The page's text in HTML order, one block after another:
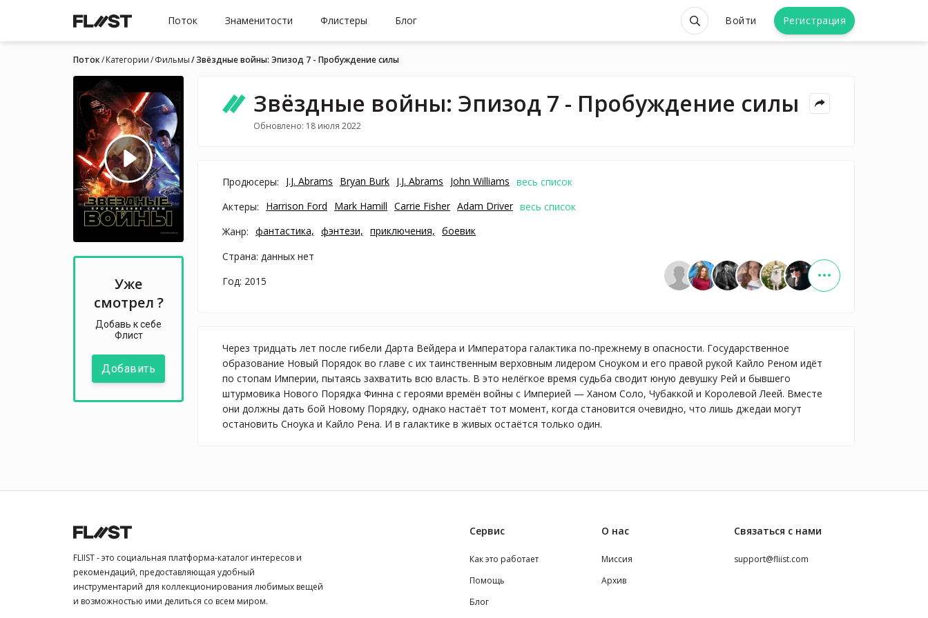
Поток Знаменитости Флистеры Блог Войти Регистрация
Поток Категории Фильмы Звёздные войны: Эпизод 7 - Пробуждение силы
Уже
смотрел ?
Добавь к себе
Флист
Добавить
Звёздные войны: Эпизод 7 - Пробуждение силы
Обновлено: 18 июля 2022
Продюсеры: J.J. Abrams Bryan Burk J.J. Abrams John Williams весь список
Актеры:
Harrison Ford Mark Hamill Carrie Fisher Adam Driver весь список
Жанр: фантастика, фэнтези, приключения, боевик
Страна: данных нет
Год: 2015
Через тридцать лет после гибели Дарта Вейдера и Императора галактика по-прежнему в опасности. Государственное
образование Новый Порядок во главе с их таинственным верховным лидером Сноуком и его правой рукой Кайло Реном идёт
по стопам Империи, пытаясь захватить всю власть. В это нелёгкое время судьба сводит юную девушку Рей и бывшего
штурмовика Нового Порядка Финна с героями времён войны с Империей — Ханом Соло, Чубаккой и Королевой Леей. Вместе
они должны дать бой Новому Порядку, однако настаёт тот момент, когда становится очевидно, что лишь джедаи могут
остановить Сноука и Кайло Рена. И в галактике в живых остаётся только один.
FLIIST - это социальная платформа-каталог интересов и
рекомендаций, предоставляющая удобный
инструментарий для коллекционирования любимых вещей
и возможностью ими делиться со всем миром.
Сервис
Как это работает
Помощь
Блог
О нас
Миссия
Архив
Связаться с нами
support@fliist.com